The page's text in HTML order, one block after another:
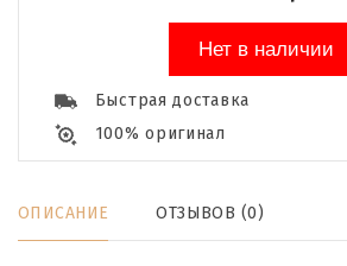
Нет в наличии
Быстрая доставка
100% оригинал
ОПИСАНИЕ ОТЗЫВОВ (0)